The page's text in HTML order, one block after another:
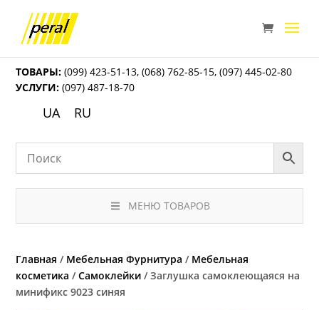
ТОВАРЫ: (099) 423-51-13,(068) 762-85-15,(097) 445-02-80
УСЛУГИ: (097) 487-18-70
UA RU
МЕНЮ ТОВАРОВ
Главная / Мебельная Фурнитура / Мебельная
косметика /Самоклейки / Заглушка самоклеющаяся на
минификс 9023 синяя